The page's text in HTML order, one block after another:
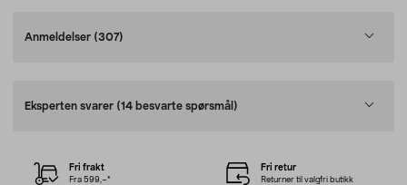
Anmeldelser (307)
Eksperten svarer (14 besvarte spørsmål)
Fri frakt
Fra 599,–*
Fri retur
Returner til valgfri butikk